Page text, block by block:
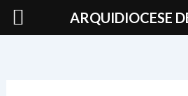
Skip
ARQUIDIOCESE